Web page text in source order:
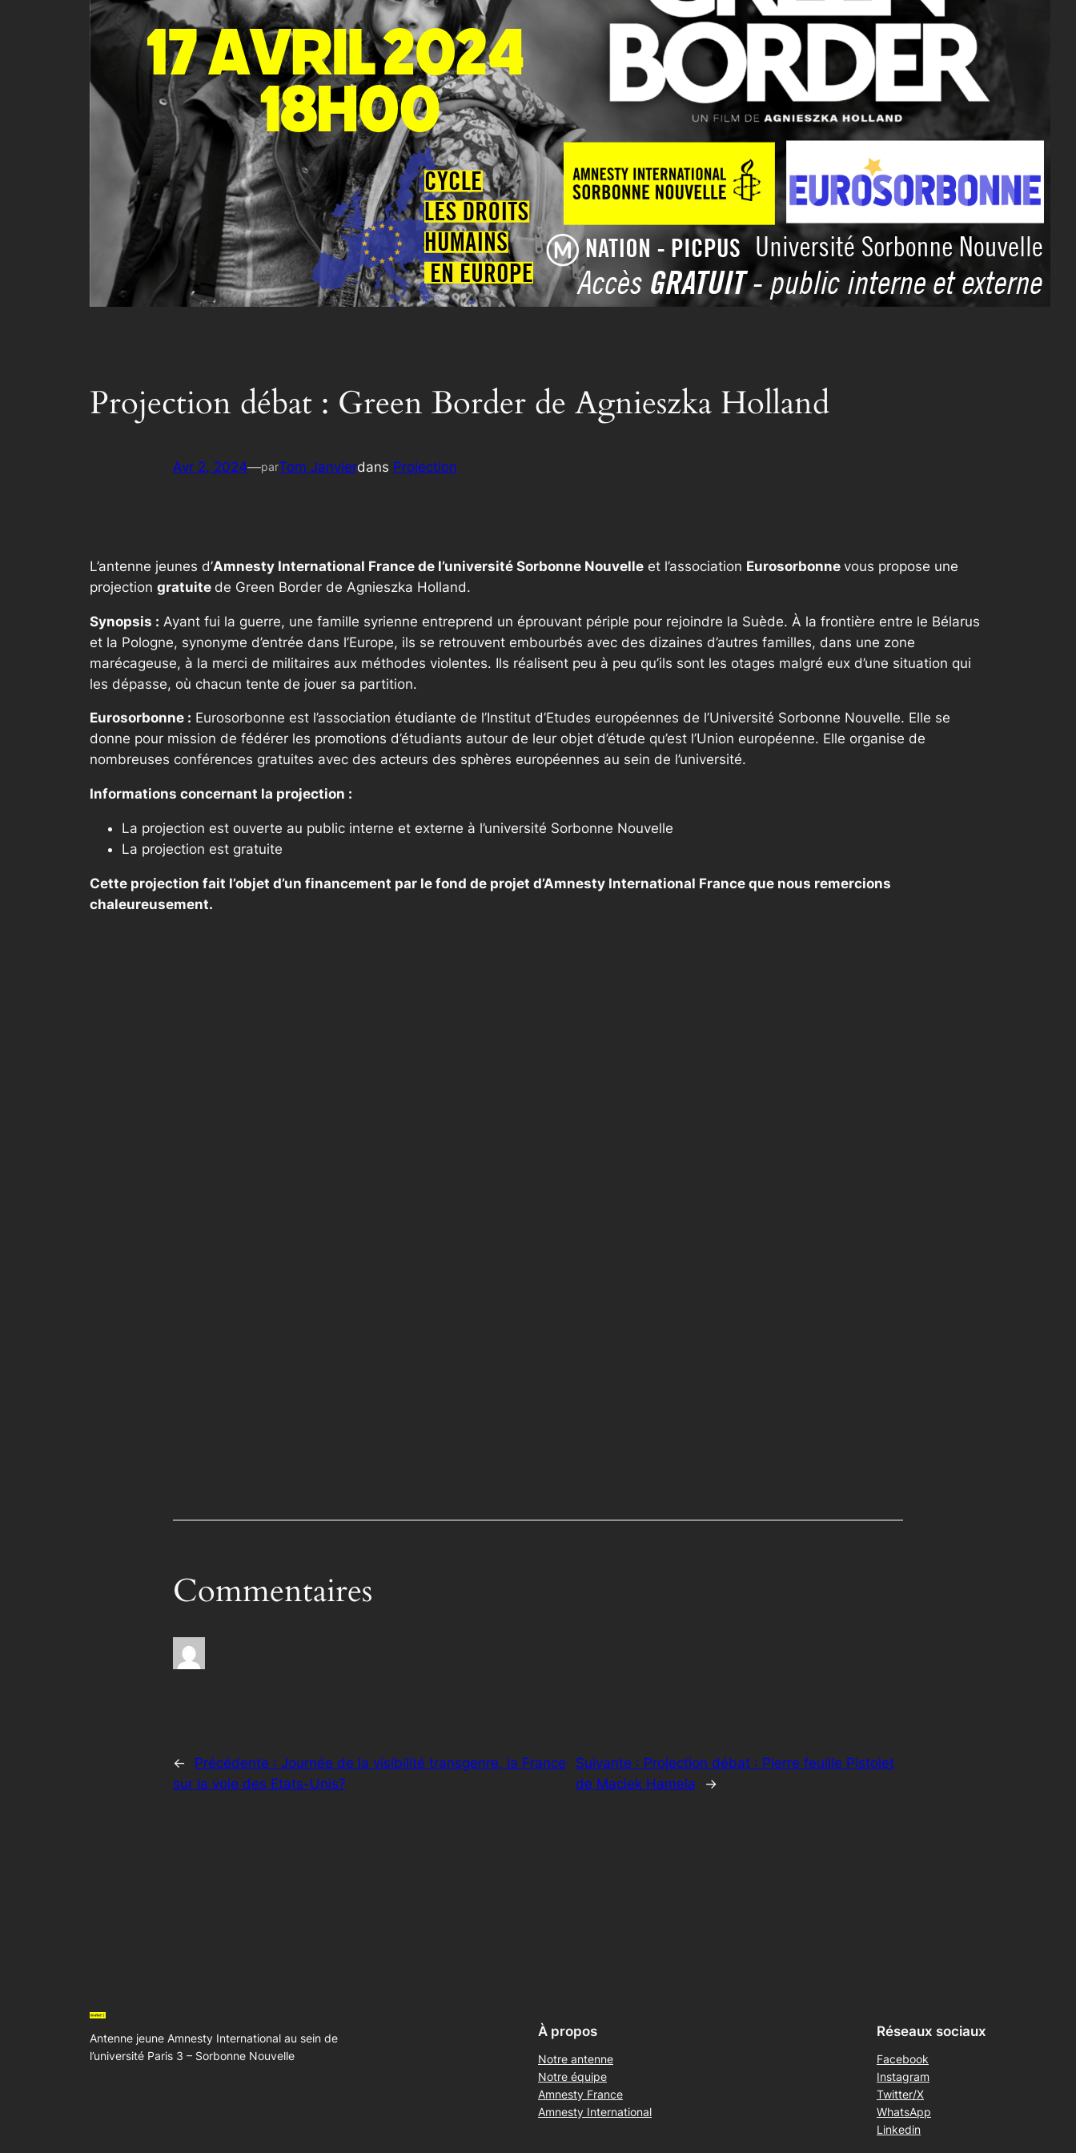
Projection débat : Green Border de Agnieszka Holland
Avr 2, 2024—parTom Janvierdans Projection
L’antenne jeunes d’Amnesty International France de l’université Sorbonne Nouvelle et l’association Eurosorbonne vous propose une
projection gratuite de Green Border de Agnieszka Holland.
Synopsis : Ayant fui la guerre, une famille syrienne entreprend un éprouvant périple pour rejoindre la Suède. À la frontière entre le Bélarus
et la Pologne, synonyme d’entrée dans l’Europe, ils se retrouvent embourbés avec des dizaines d’autres familles, dans une zone
marécageuse, à la merci de militaires aux méthodes violentes. Ils réalisent peu à peu qu’ils sont les otages malgré eux d’une situation qui
les dépasse, où chacun tente de jouer sa partition.
Eurosorbonne : Eurosorbonne est l’association étudiante de l’Institut d’Etudes européennes de l’Université Sorbonne Nouvelle. Elle se
donne pour mission de fédérer les promotions d’étudiants autour de leur objet d’étude qu’est l’Union européenne. Elle organise de
nombreuses conférences gratuites avec des acteurs des sphères européennes au sein de l’université.
Informations concernant la projection :
La projection est ouverte au public interne et externe à l’université Sorbonne Nouvelle
La projection est gratuite
Cette projection fait l’objet d’un financement par le fond de projet d’Amnesty International France que nous remercions
chaleureusement.
Commentaires
← Précédente : Journée de la visibilité transgenre, la France
sur la voie des Etats-Unis?
Suivante : Projection débat : Pierre feuille Pistolet
de Maciek Hamela
→
Antenne jeune Amnesty International au sein de
l’université Paris 3 – Sorbonne Nouvelle
À propos
Notre antenne
Notre équipe
Amnesty France
Amnesty International
Réseaux sociaux
Facebook
Instagram
Twitter/X
WhatsApp
Linkedin